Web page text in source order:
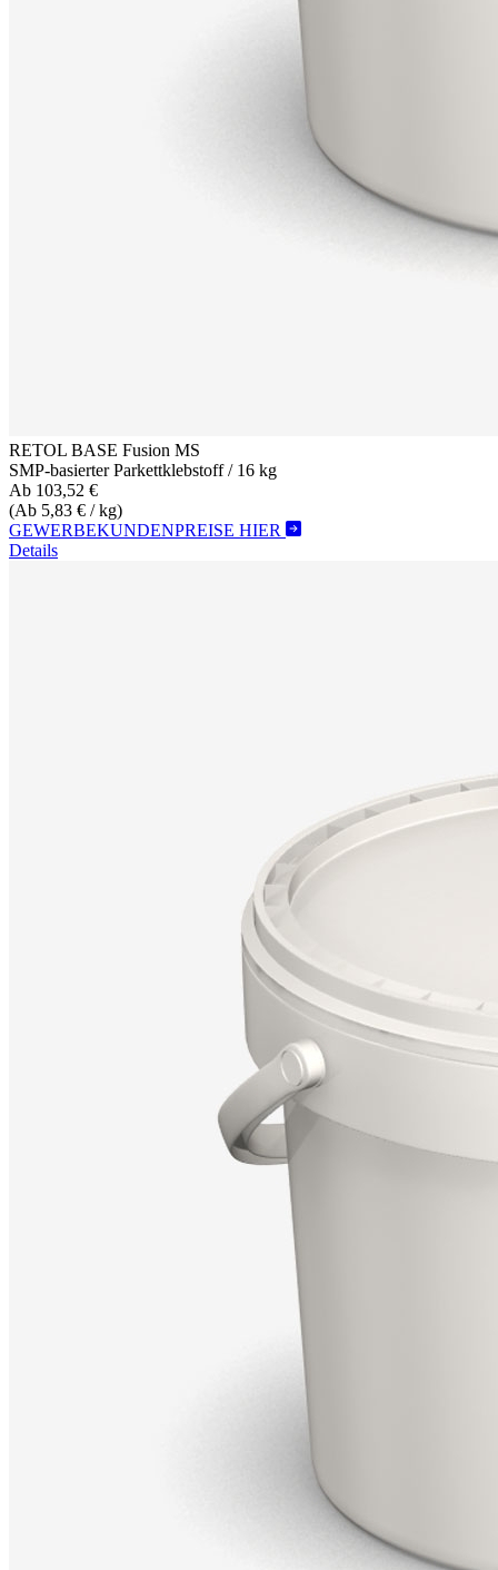
RETOL BASE Fusion MS
SMP-basierter Parkettklebstoff / 16 kg
Ab 103,52 €
(Ab 5,83 € / kg)
GEWERBEKUNDENPREISE HIER
Details